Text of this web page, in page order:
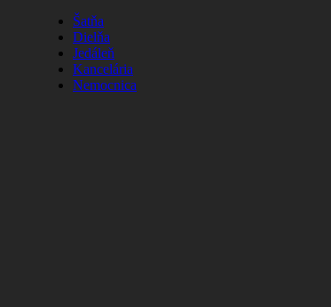
Šatňa
Dielňa
Jedáleň
Kancelária
Nemocnica